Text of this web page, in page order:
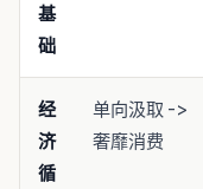
基
础
经
济
循
单向汲取 ->
奢靡消费